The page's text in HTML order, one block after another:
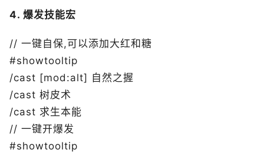
4. 爆发技能宏
// 一键自保,可以添加大红和糖
#showtooltip
/cast [mod:alt] 自然之握
/cast 树皮术
/cast 求生本能
// 一键开爆发
#showtooltip